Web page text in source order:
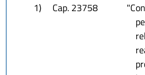
1) Cap. 23758